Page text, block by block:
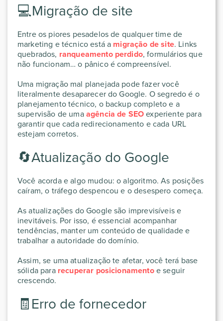
💻Migração de site
Entre os piores pesadelos de qualquer time de
marketing e técnico está a migração de site. Links
quebrados, ranqueamento perdido, formulários que
não funcionam… o pânico é compreensível.
Uma migração mal planejada pode fazer você
literalmente desaparecer do Google. O segredo é o
planejamento técnico, o backup completo e a
supervisão de umaagência de SEOexperiente para
garantir que cada redirecionamento e cada URL
estejam corretos.
🔄Atualização do Google
Você acorda e algo mudou: o algoritmo. As posições
caíram, o tráfego despencou e o desespero começa.
As atualizações do Google são imprevisíveis e
inevitáveis. Por isso, é essencial acompanhar
tendências, manter um conteúdo de qualidade e
trabalhar a autoridade do domínio.
Assim, se uma atualização te afetar, você terá base
sólida para recuperar posicionamentoe seguir
crescendo.
🧾Erro de fornecedor